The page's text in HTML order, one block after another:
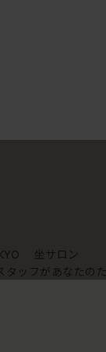
坐サロン
ッフがあなたの